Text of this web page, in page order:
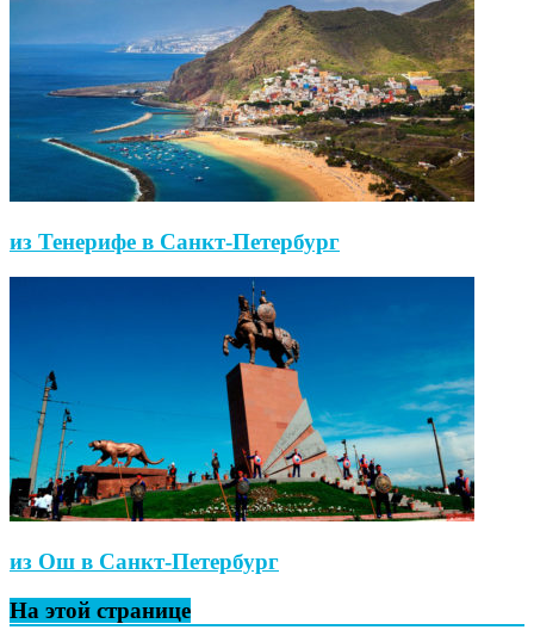
из Тенерифе в Санкт-Петербург
из Ош в Санкт-Петербург
На этой странице